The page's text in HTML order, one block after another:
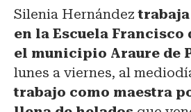
Silenia Hernández
en la Escuela Francisco
el municipio Araure de
lunes a viernes, al
trabajo como maestra